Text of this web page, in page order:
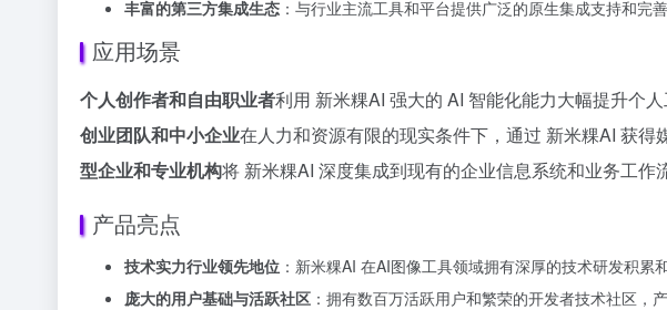
丰富的第三方集成生态 ：与行业主流工具和平台提供广泛的原生集成支持和
应用场景
个人创作者和自由职业者利用 新米粿AI 强大的 AI 智能化能力大幅提升个
创业团队和中小企业在人力和资源有限的现实条件下，通过 新米粿AI 获得
型企业和专业机构将 新米粿AI 深度集成到现有的企业信息系统和业务工作
产品亮点
技术实力行业领先地位 ：新米粿AI 在AI图像工具领域拥有深厚的技术研发积
庞大的用户基础与活跃社区 ：拥有数百万活跃用户和繁荣的开发者技术社区